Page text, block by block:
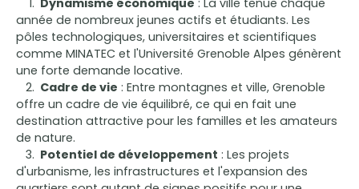
année de nombreux jeunes actifs et étudiants. Les
pôles technologiques, universitaires et scientifiques
comme MINATEC et l'Université Grenoble Alpes génèrent
une forte demande locative.
Cadre de vie : Entre montagnes et ville, Grenoble
offre un cadre de vie équilibré, ce qui en fait une
destination attractive pour les familles et les amateurs
de nature.
Potentiel de développement : Les projets
d'urbanisme, les infrastructures et l'expansion des